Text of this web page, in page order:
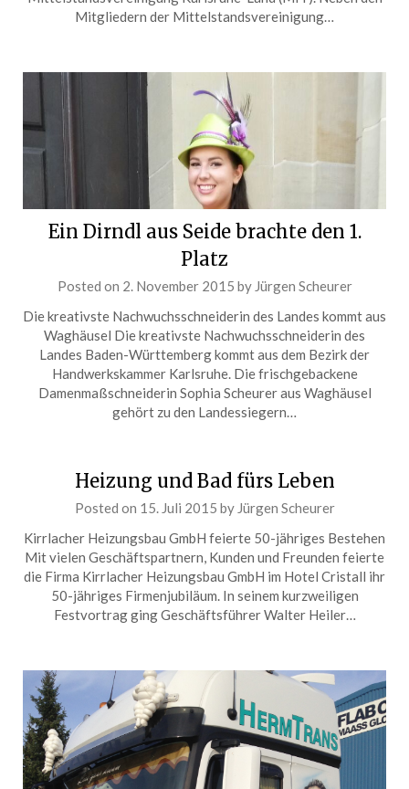
Mitgliedern der Mittelstandsvereinigung…
Ein Dirndl aus Seide brachte den 1.
Platz
Posted on 2. November 2015 by Jürgen Scheurer
Die kreativste Nachwuchsschneiderin des Landes kommt aus
Waghäusel Die kreativste Nachwuchsschneiderin des
Landes Baden-Württemberg kommt aus dem Bezirk der
Handwerkskammer Karlsruhe. Die frischgebackene
Damenmaßschneiderin Sophia Scheurer aus Waghäusel
gehört zu den Landessiegern…
Heizung und Bad fürs Leben
Posted on 15. Juli 2015 by Jürgen Scheurer
Kirrlacher Heizungsbau GmbH feierte 50-jähriges Bestehen
Mit vielen Geschäftspartnern, Kunden und Freunden feierte
die Firma Kirrlacher Heizungsbau GmbH im Hotel Cristall ihr
50-jähriges Firmenjubiläum. In seinem kurzweiligen
Festvortrag ging Geschäftsführer Walter Heiler…